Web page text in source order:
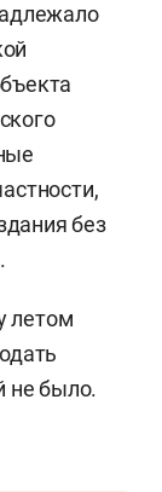
без
летом
не было.